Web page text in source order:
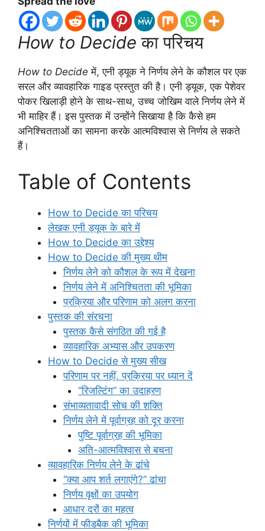
How to Decide का परिचय
How to Decide में, एनी ड्यूक ने निर्णय लेने के कौशल पर एक
सरल और व्यावहारिक गाइड प्रस्तुत की है। एनी ड्यूक, एक पेशेवर
पोकर खिलाड़ी होने के साथ-साथ, उच्च जोखिम वाले निर्णय लेने में
भी माहिर हैं। इस पुस्तक में उन्होंने सिखाया है कि कैसे हम
अनिश्चितताओं का सामना करके आत्मविश्वास से निर्णय ले सकते
हैं।
Table of Contents
How to Decide का परिचय
लेखक एनी ड्यूक के बारे में
How to Decide का उद्देश्य
How to Decide की मुख्य थीम
निर्णय लेने को कौशल के रूप में देखना
निर्णय लेने में अनिश्चितता की भूमिका
प्रक्रिया और परिणाम को अलग करना
पुस्तक की संरचना
पुस्तक कैसे संगठित की गई है
व्यावहारिक अभ्यास और उपकरण
How to Decide से मुख्य सीख
परिणाम पर नहीं, प्रक्रिया पर ध्यान दें
“रिजल्टिंग” का उदाहरण
संभाव्यतावादी सोच की शक्ति
निर्णय लेने में पूर्वाग्रह को दूर करना
पुष्टि पूर्वाग्रह की भूमिका
अति-आत्मविश्वास से बचना
व्यावहारिक निर्णय लेने के ढांचे
“क्या आप शर्त लगाएंगे?” ढांचा
निर्णय वृक्षों का उपयोग
आधार दरों का महत्व
निर्णयों में फीडबैक की भूमिका